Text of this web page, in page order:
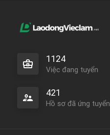
1124
Việc đang tuyển
421
Hồ sơ đã ứng tuyển